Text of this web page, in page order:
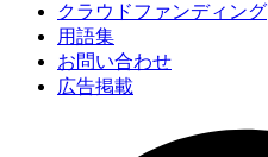
クラウドファンディング
用語集
お問い合わせ
広告掲載